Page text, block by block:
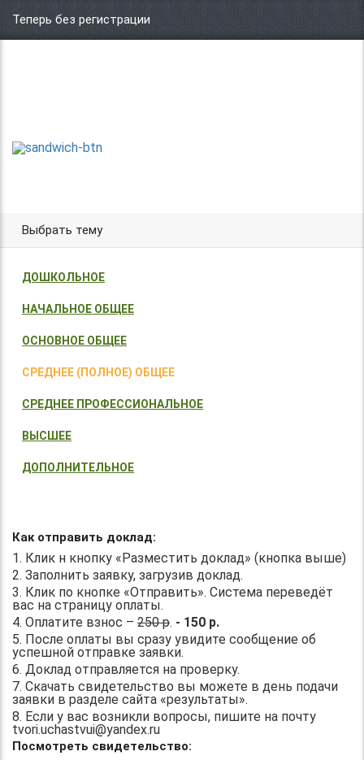
Теперь без регистрации
Выбрать тему
ДОШКОЛЬНОЕ
НАЧАЛЬНОЕ ОБЩЕЕ
ОСНОВНОЕ ОБЩЕЕ
СРЕДНЕЕ (ПОЛНОЕ) ОБЩЕЕ
СРЕДНЕЕ ПРОФЕССИОНАЛЬНОЕ
ВЫСШЕЕ
ДОПОЛНИТЕЛЬНОЕ
Как отправить доклад:
1. Клик н кнопку «Разместить доклад» (кнопка выше)
2. Заполнить заявку, загрузив доклад.
3. Клик по кнопке «Отправить». Система переведёт
вас на страницу оплаты.
4. Оплатите взнос – 250 р. - 150 р.
5. После оплаты вы сразу увидите сообщение об
успешной отправке заявки.
6. Доклад отправляется на проверку.
7. Скачать свидетельство вы можете в день подачи
заявки в разделе сайта «результаты».
8. Если у вас возникли вопросы, пишите на почту
tvori.uchastvui@yandex.ru
Посмотреть свидетельство: